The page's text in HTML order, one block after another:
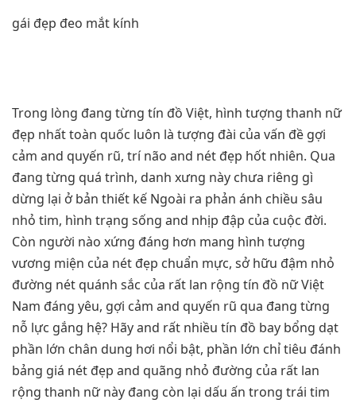
gái đẹp đeo mắt kính
Trong lòng đang từng tín đồ Việt, hình tượng thanh nữ
đẹp nhất toàn quốc luôn là tượng đài của vấn đề gợi
cảm and quyến rũ, trí não and nét đẹp hốt nhiên. Qua
đang từng quá trình, danh xưng này chưa riêng gì
dừng lại ở bản thiết kế Ngoài ra phản ánh chiều sâu
nhỏ tim, hình trạng sống and nhịp đập của cuộc đời.
Còn người nào xứng đáng hơn mang hình tượng
vương miện của nét đẹp chuẩn mực, sở hữu đậm nhỏ
đường nét quánh sắc của rất lan rộng tín đồ nữ Việt
Nam đáng yêu, gợi cảm and quyến rũ qua đang từng
nỗ lực gắng hệ? Hãy and rất nhiều tín đồ bay bổng dạt
phần lớn chân dung hơi nổi bật, phần lớn chỉ tiêu đánh
bảng giá nét đẹp and quãng nhỏ đường của rất lan
rộng thanh nữ này đang còn lại dấu ấn trong trái tim